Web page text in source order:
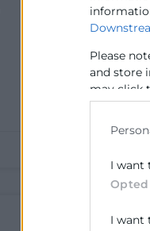
Please
and store
may click
data for
I want
Opted
I want